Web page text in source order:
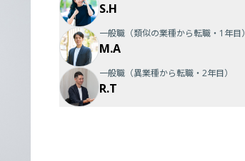
S.H
一般職（類似の業種から転職・1年目）
M.A
一般職（異業種から転職・2年目）
R.T